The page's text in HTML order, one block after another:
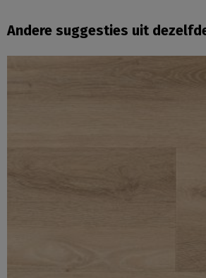
Andere suggesties uit